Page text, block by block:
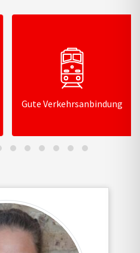
Gute Verkehrsanbindung